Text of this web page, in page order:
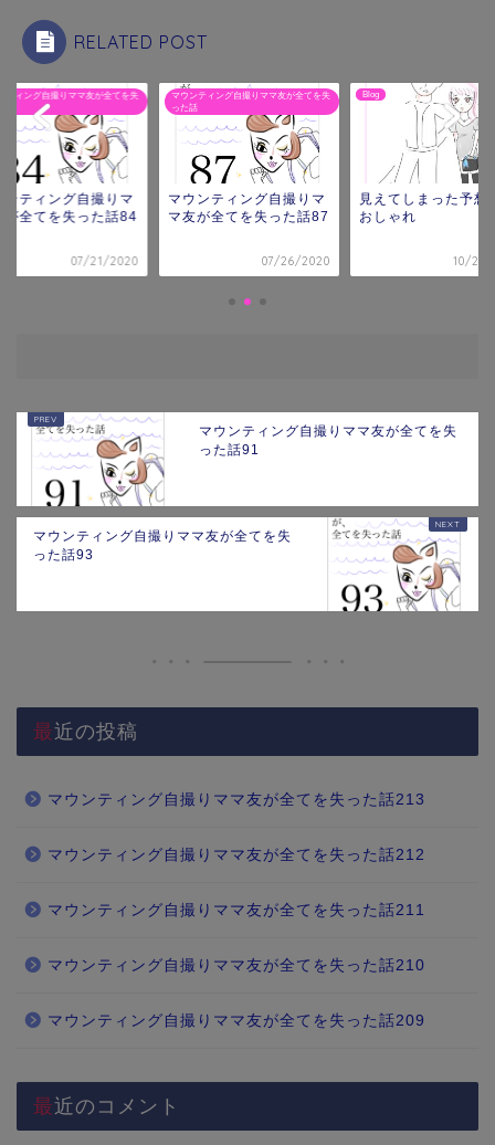
RELATED POST
ティング自撮りママ友が全てを失
ンティング自撮りマ
が全てを失った話87
07/26/2020
Blog
見えてしまった予想外の
おしゃれ
10/22/2021
マウンティング自撮りママ友が
マウンティング自撮
マ友が全てを失った
07/21/
マウンティング自撮りママ友が全てを失
った話91
マウンティング自撮りママ友が全てを失
った話93
最近の投稿
マウンティング自撮りママ友が全てを失った話213
マウンティング自撮りママ友が全てを失った話212
マウンティング自撮りママ友が全てを失った話211
マウンティング自撮りママ友が全てを失った話210
マウンティング自撮りママ友が全てを失った話209
最近のコメント